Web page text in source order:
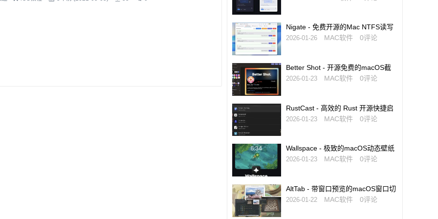
Nigate - 免费开源的Mac NTFS读写
工具
2026-01-26 MAC软件 0评论
Better Shot - 开源免费的macOS截
图与标注工具
2026-01-23 MAC软件 0评论
RustCast - 高效的 Rust 开源快捷启
动工具，Raycast 的免费替代品
2026-01-23 MAC软件 0评论
Wallspace - 极致的macOS动态壁纸
软件
2026-01-23 MAC软件 0评论
AltTab - 带窗口预览的macOS窗口切
换神器
2026-01-22 MAC软件 0评论